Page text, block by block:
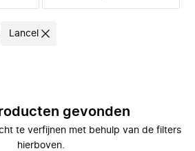
Lancel
gevonden
te verfijnen met behulp van de filters
hierboven.